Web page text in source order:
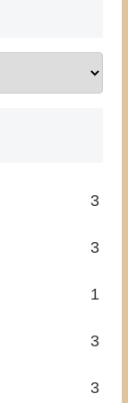
3
3
1
3
3